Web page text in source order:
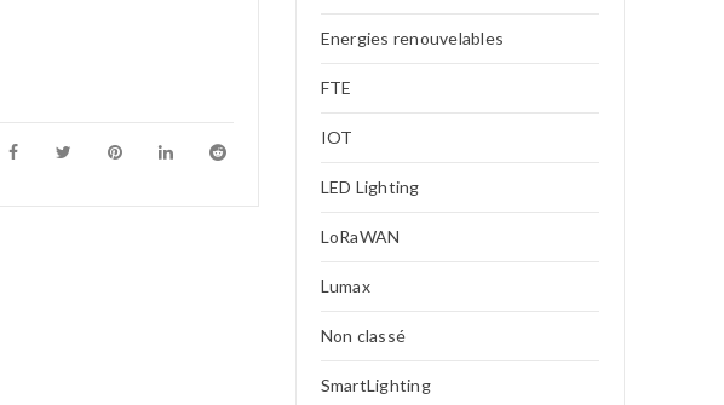
Energies renouvelables
FTE
IOT
LED Lighting
LoRaWAN
Lumax
Non classé
SmartLighting